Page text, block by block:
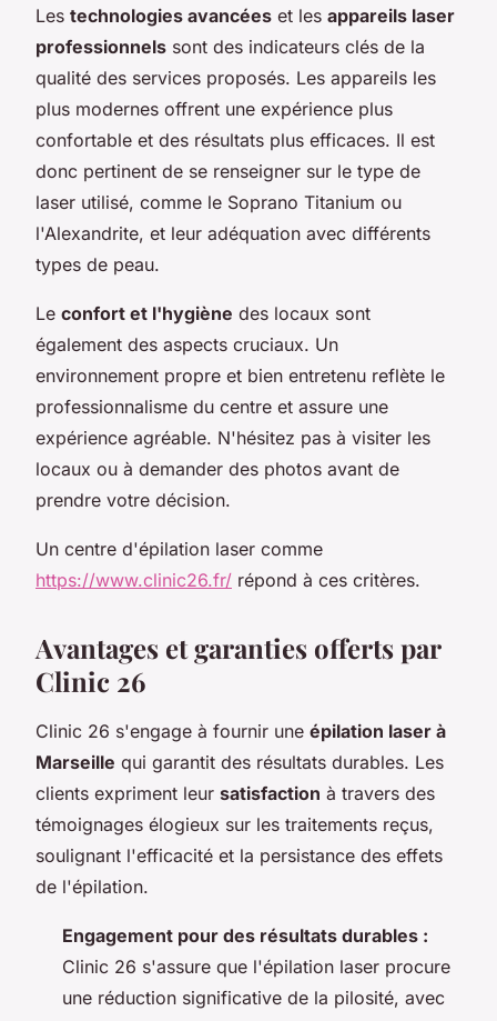
Les technologies avancées et les appareils laser
professionnels sont des indicateurs clés de la
qualité des services proposés. Les appareils les
plus modernes offrent une expérience plus
confortable et des résultats plus efficaces. Il est
donc pertinent de se renseigner sur le type de
laser utilisé, comme le Soprano Titanium ou
l'Alexandrite, et leur adéquation avec différents
types de peau.
Le confort et l'hygiène des locaux sont
également des aspects cruciaux. Un
environnement propre et bien entretenu reflète le
professionnalisme du centre et assure une
expérience agréable. N'hésitez pas à visiter les
locaux ou à demander des photos avant de
prendre votre décision.
Un centre d'épilation laser comme
https://www.clinic26.fr/ répond à ces critères.
Avantages et garanties offerts par
Clinic 26
Clinic 26 s'engage à fournir une épilation laser à
Marseille qui garantit des résultats durables. Les
clients expriment leur satisfaction à travers des
témoignages élogieux sur les traitements reçus,
soulignant l'efficacité et la persistance des effets
de l'épilation.
Engagement pour des résultats durables :
Clinic 26 s'assure que l'épilation laser procure
une réduction significative de la pilosité, avec